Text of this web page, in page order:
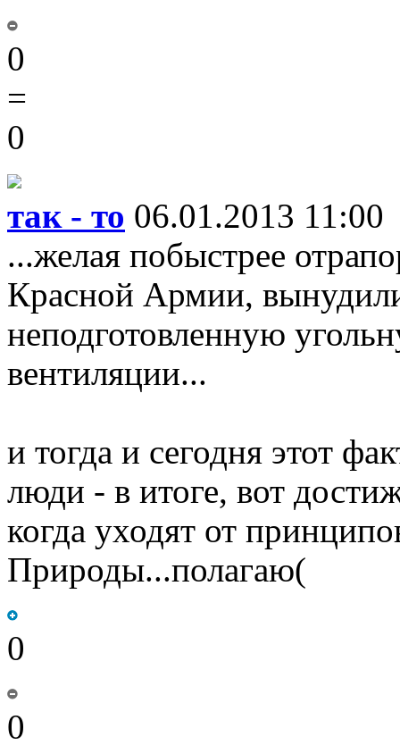
0
=
0
так - то 06.01.2013 11:00
...желая побыстрее
Красной Армии,
неподготовленную
вентиляции...
и тогда и сегодня этот
люди - в итоге, вот
когда уходят от
Природы...полагаю(
0
0